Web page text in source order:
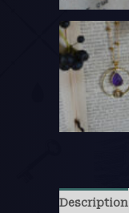
Description